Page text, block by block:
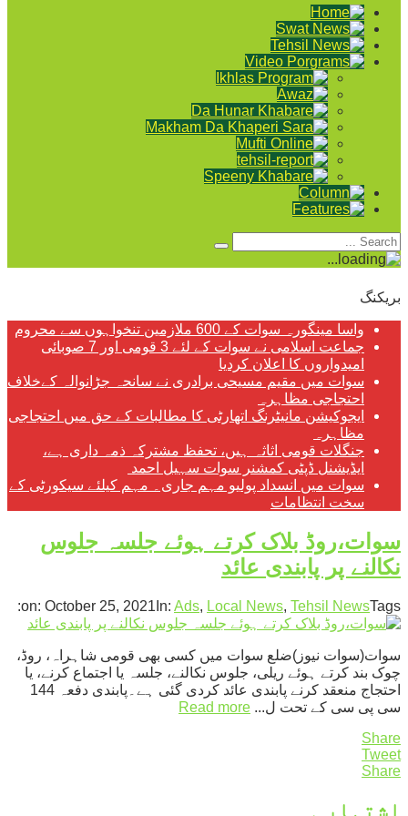
بریکنگ
واسا مینگورہ سوات کے 600 ملازمین تنخواہوں سے محروم
جماعت اسلامی نے سوات کے لئے 3 قومی اور 7 صوبائی
امیدواروں کا اعلان کردیا
سوات میں مقیم مسیحی برادری نے سانحہ جڑانوالہ کےخلاف
احتجاجی مظاہرہ
ایجوکیشن مانیٹرنگ اتھارٹی کا مطالبات کے حق میں احتجاجی
مظاہرہ
جنگلات قومی اثاثہ ہیں، تحفظ مشترکہ ذمہ داری ہے،
ایڈیشنل ڈپٹی کمشنر سوات سہیل احمد
سوات میں انسداد پولیو مہم جاری۔ مہم کیلئے سیکورٹی کے
سخت انتظامات
سوات،روڈ بلاک کرتے ہوئے جلسہ جلوس
نکالنے پر پابندی عائد
on: October 25, 2021 In: Ads, Local News, Tehsil NewsTags:
سوات(سوات نیوز)ضلع سوات میں کسی بھی قومی شاہراہ، روڈ،
چوک بند کرتے ہوئے ریلی، جلوس نکالنے، جلسہ یا اجتماع کرنے، یا
احتجاج منعقد کرنے پابندی عائد کردی گئی ہے۔پابندی دفعہ 144
سی پی سی کے تحت ل... Read more
Share
Tweet
Share
اشتہار ۔